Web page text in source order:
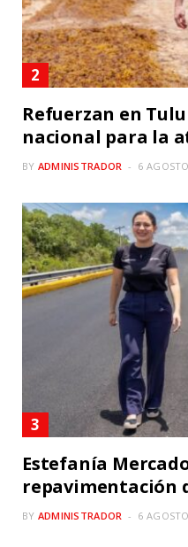
Refuerzan en
nacional para la
BY ADMINISTRADOR 6
Estefanía
repavimentación
BY ADMINISTRADOR 6